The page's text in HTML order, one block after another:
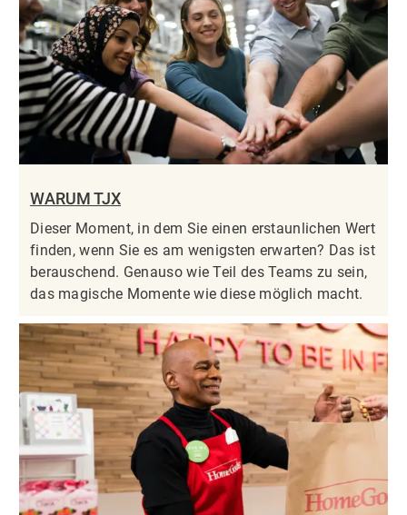
WARUM TJX
Dieser Moment, in dem Sie einen erstaunlichen Wert
finden, wenn Sie es am wenigsten erwarten? Das ist
berauschend. Genauso wie Teil des Teams zu sein,
das magische Momente wie diese möglich macht.